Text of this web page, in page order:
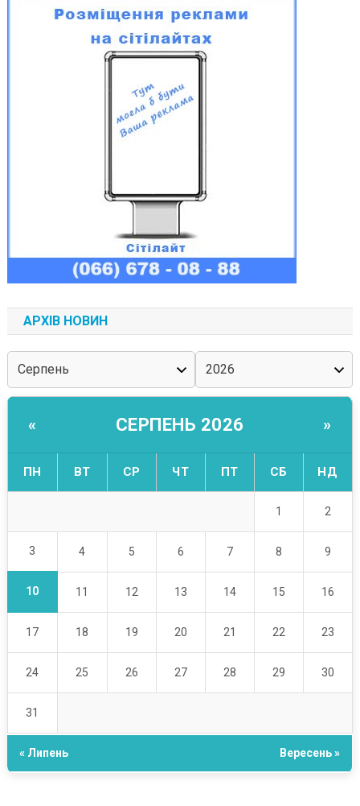
АРХІВ НОВИН
« СЕРПЕНЬ 2026 »
ПН ВТ СР ЧТ ПТ СБ НД
1 2
3 4 5 6 7 8 9
10 11 12 13 14 15 16
17 18 19 20 21 22 23
24 25 26 27 28 29 30
31
« Липень Вересень »